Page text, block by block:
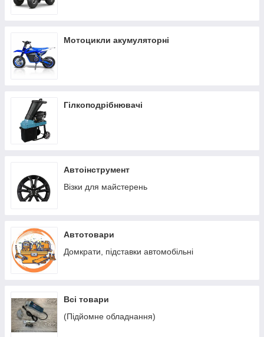
Мотоцикли акумуляторні
Гілкоподрібнювачі
Автоінструмент
Візки для майстерень
Автотовари
Домкрати, підставки автомобільні
Всі товари
(Підйомне обладнання)